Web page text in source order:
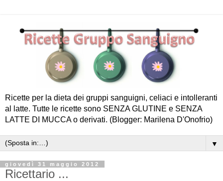
Ricette per la dieta dei gruppi sanguigni, celiaci e intolleranti
al latte. Tutte le ricette sono SENZA GLUTINE e SENZA
LATTE DI MUCCA o derivati. (Blogger: Marilena D'Onofrio)
▼
giovedì 31 maggio 2012
Ricettario ...